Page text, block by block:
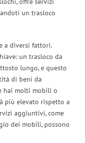
un trasloco
a diversi fattori.
un trasloco da
lungo, e questo
di beni da
hai molti mobili o
più elevato rispetto a
aggiuntivi, come
dei mobili, possono